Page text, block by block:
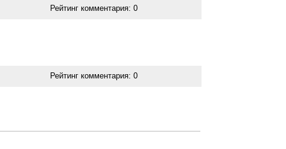
Рейтинг комментария:0
Рейтинг комментария:0